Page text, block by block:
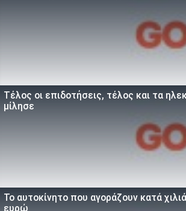
Τέλος οι επιδοτήσεις, τέλος και τα
μίλησε
To αυτοκίνητο που αγοράζουν κατά